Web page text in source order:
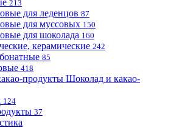
213
для леденцов 87
для муссовых 150
для шоколада 160
керамические 242
85
418
Шоколад и какао-
124
37